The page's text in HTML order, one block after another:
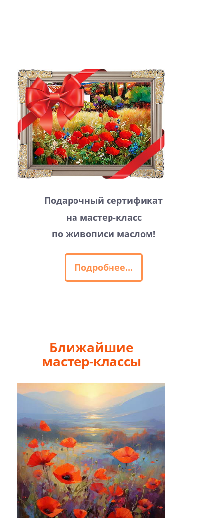
Подарочный сертификат
на мастер-класс
по живописи маслом!
Подробнее...
Ближайшие
мастер-классы